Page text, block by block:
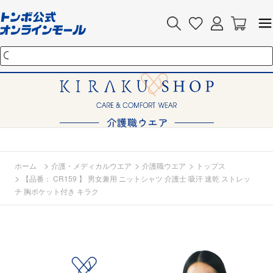
ホーム > 介護・メディカルウエア > 介護職ウエア > トップス
>
【品番： CR159 】 男女兼用 ニットシャツ 介護士 吸汗 速乾 ストレッ
チ 胸ポケット付き キラク